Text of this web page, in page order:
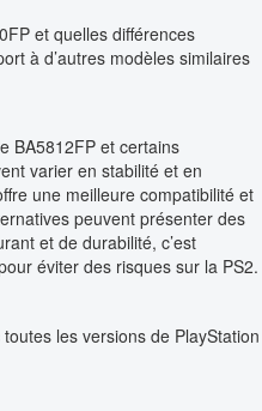
et quelles différences
à d’autres modèles similaires
BA5812FP et certains
varier en stabilité et en
une meilleure compatibilité et
peuvent présenter des
et de durabilité, c’est
éviter des risques sur la PS2.
les versions de PlayStation